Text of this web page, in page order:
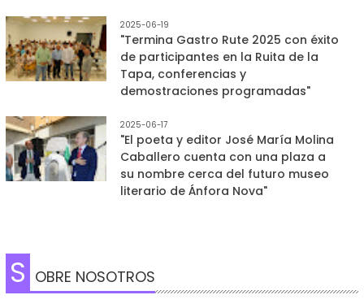
2025-06-19
"Termina Gastro Rute 2025 con éxito
de participantes en la Ruita de la
Tapa, conferencias y
demostraciones programadas"
2025-06-17
"El poeta y editor José María Molina
Caballero cuenta con una plaza a
su nombre cerca del futuro museo
literario de Ánfora Nova"
S OBRE NOSOTROS